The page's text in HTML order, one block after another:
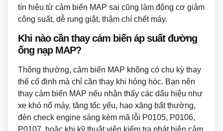
tín hiệu từ cảm biến MAP sai cũng làm động cơ giảm
công suất, dễ rung giật, thậm chí chết máy.
Khi nào cần thay cảm biến áp suất đường
ống nạp MAP?
Thông thường, cảm biến MAP không có chu kỳ thay
thế cố định mà chỉ cần thay khi hỏng hóc. Bạn nên
thay cảm biến MAP nếu nhận thấy các dấu hiệu như
xe khó nổ máy, tăng tốc yếu, hao xăng bất thường,
đèn check engine sáng kèm mã lỗi P0105, P0106,